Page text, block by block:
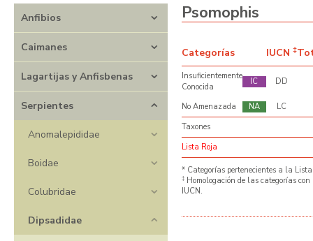
Anfibios
Caimanes
Lagartijas y Anfisbenas
Serpientes
Anomalepididae
Boidae
Colubridae
Dipsadidae
Psomophis
Categorías IUCN ‡
Insuficientemente
Conocida
IC DD
No Amenazada NA
LC
Taxones
Lista Roja
* Categorías pertenecientes a la
‡ Homologación de las categorías con
IUCN.